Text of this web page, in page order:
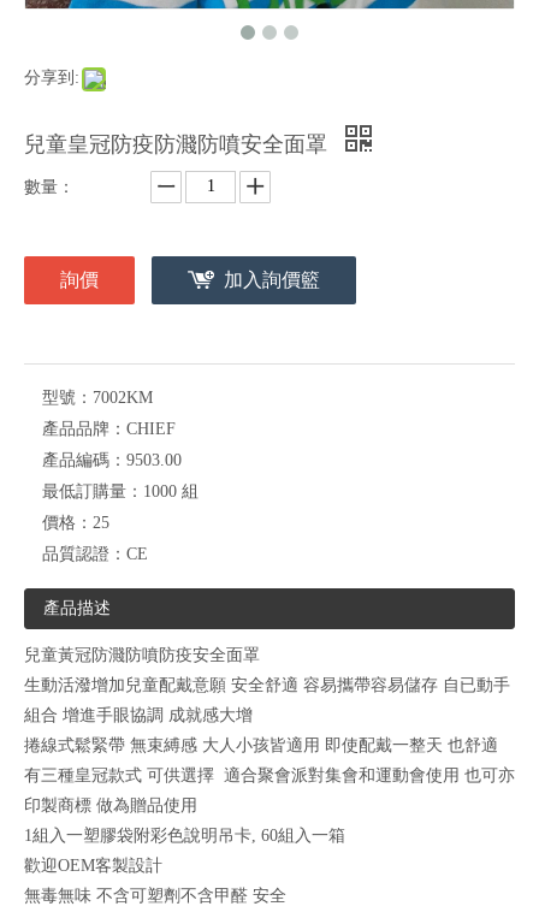
分享到:
兒童皇冠防疫防濺防噴安全面罩
數量：
詢價 加入詢價籃
型號： 7002KM
產品品牌： CHIEF
產品編碼： 9503.00
最低訂購量： 1000 組
價格： 25
品質認證： CE
產品描述
兒童黃冠防濺防噴防疫安全面罩
生動活潑增加兒童配戴意願 安全舒適 容易攜帶容易儲存 自已動手
組合 增進手眼協調 成就感大增
捲線式鬆緊帶 無束縛感 大人小孩皆適用 即使配戴一整天 也舒適
有三種皇冠款式 可供選擇 適合聚會派對集會和運動會使用 也可亦
印製商標 做為贈品使用
1組入一塑膠袋附彩色說明吊卡, 60組入一箱
歡迎OEM客製設計
無毒無味 不含可塑劑不含甲醛 安全